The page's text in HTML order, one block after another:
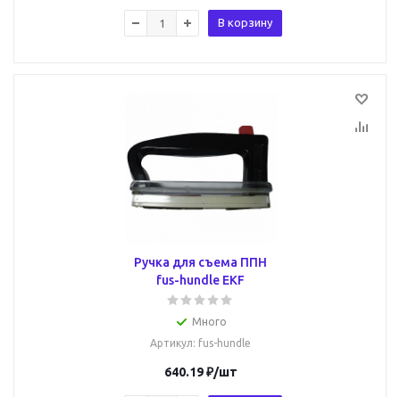
В корзину
Ручка для съема ППН
fus-hundle EKF
Много
Артикул: fus-hundle
640.19₽/шт